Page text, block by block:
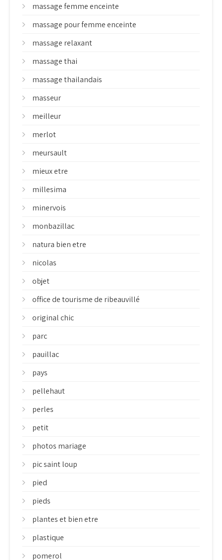
massage femme enceinte
massage pour femme enceinte
massage relaxant
massage thai
massage thailandais
masseur
meilleur
merlot
meursault
mieux etre
millesima
minervois
monbazillac
natura bien etre
nicolas
objet
office de tourisme de ribeauvillé
original chic
parc
pauillac
pays
pellehaut
perles
petit
photos mariage
pic saint loup
pied
pieds
plantes et bien etre
plastique
pomerol